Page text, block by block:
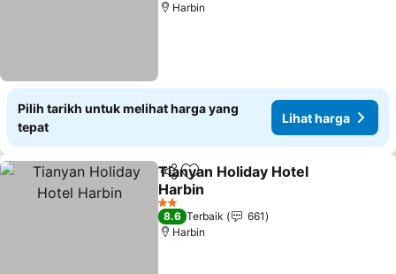
Harbin
Pilih tarikh untuk melihat harga yang
tepat
Lihat harga
KongsiTambah ke favorit
Tianyan Holiday Hotel
Harbin
2 Bintang
8.6 Terbaik
661
Harbin